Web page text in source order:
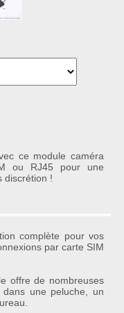
panier
ce module caméra
ou RJ45 pour une
discrétion !
complète pour vos
par carte SIM
offre de nombreuses
une peluche, un